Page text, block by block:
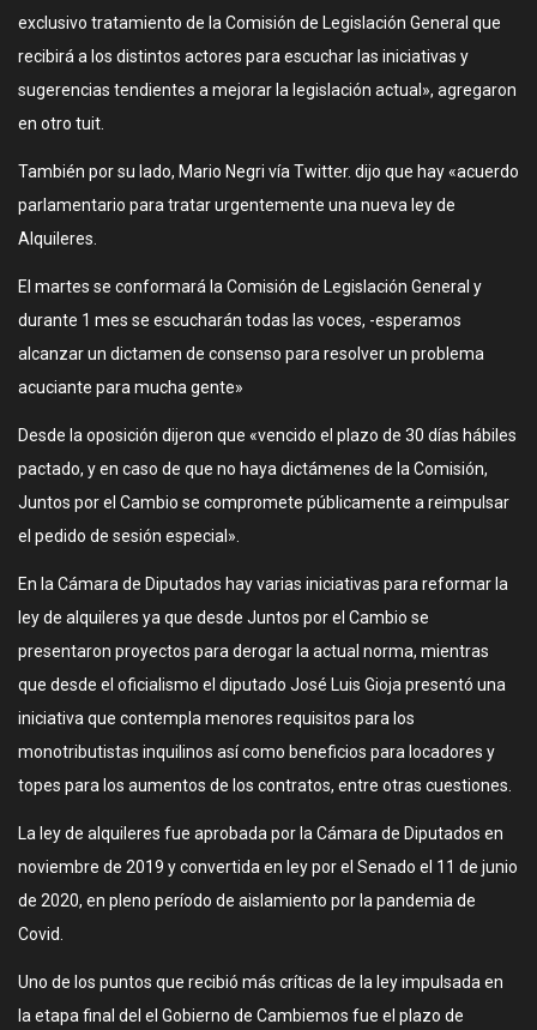
exclusivo tratamiento de la Comisión de Legislación General que
recibirá a los distintos actores para escuchar las iniciativas y
sugerencias tendientes a mejorar la legislación actual», agregaron
en otro tuit.
También por su lado, Mario Negri vía Twitter. dijo que hay «acuerdo
parlamentario para tratar urgentemente una nueva ley de
Alquileres.
El martes se conformará la Comisión de Legislación General y
durante 1 mes se escucharán todas las voces, -esperamos
alcanzar un dictamen de consenso para resolver un problema
acuciante para mucha gente»
Desde la oposición dijeron que «vencido el plazo de 30 días hábiles
pactado, y en caso de que no haya dictámenes de la Comisión,
Juntos por el Cambio se compromete públicamente a reimpulsar
el pedido de sesión especial».
En la Cámara de Diputados hay varias iniciativas para reformar la
ley de alquileres ya que desde Juntos por el Cambio se
presentaron proyectos para derogar la actual norma, mientras
que desde el oficialismo el diputado José Luis Gioja presentó una
iniciativa que contempla menores requisitos para los
monotributistas inquilinos así como beneficios para locadores y
topes para los aumentos de los contratos, entre otras cuestiones.
La ley de alquileres fue aprobada por la Cámara de Diputados en
noviembre de 2019 y convertida en ley por el Senado el 11 de junio
de 2020, en pleno período de aislamiento por la pandemia de
Covid.
Uno de los puntos que recibió más críticas de la ley impulsada en
la etapa final del el Gobierno de Cambiemos fue el plazo de